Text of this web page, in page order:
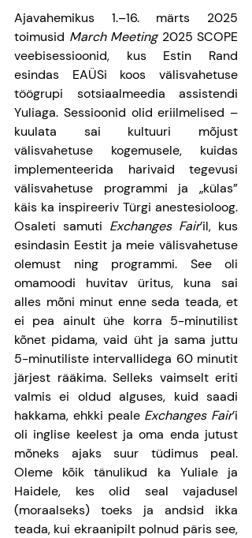
Ajavahemikus 1.–16. märts 2025
toimusid March Meeting 2025 SCOPE
veebisessioonid, kus Estin Rand
esindas EAÜSi koos välisvahetuse
töögrupi sotsiaalmeedia assistendi
Yuliaga. Sessioonid olid eriilmelised –
kuulata sai kultuuri mõjust
välisvahetuse kogemusele, kuidas
implementeerida harivaid tegevusi
välisvahetuse programmi ja „külas”
käis ka inspireeriv Türgi anestesioloog.
Osaleti samuti Exchanges Fair’il, kus
esindasin Eestit ja meie välisvahetuse
olemust ning programmi. See oli
omamoodi huvitav üritus, kuna sai
alles mõni minut enne seda teada, et
ei pea ainult ühe korra 5-minutilist
kõnet pidama, vaid üht ja sama juttu
5-minutiliste intervallidega 60 minutit
järjest rääkima. Selleks vaimselt eriti
valmis ei oldud alguses, kuid saadi
hakkama, ehkki peale Exchanges Fair’i
oli inglise keelest ja oma enda jutust
mõneks ajaks suur tüdimus peal.
Oleme kõik tänulikud ka Yuliale ja
Haidele, kes olid seal vajadusel
(moraalseks) toeks ja andsid ikka
teada, kui ekraanipilt polnud päris see,